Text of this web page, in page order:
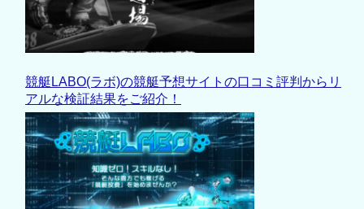
競艇LABO(ラボ)の競艇予想サイトの口コミ評判からリ
アルな検証結果をご紹介！